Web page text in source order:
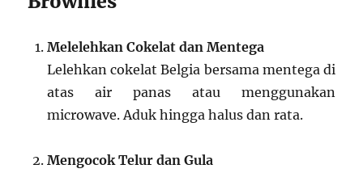
Melelehkan Cokelat dan Mentega
Lelehkan cokelat Belgia bersama mentega di
atas air panas atau menggunakan
microwave. Aduk hingga halus dan rata.
Mengocok Telur dan Gula